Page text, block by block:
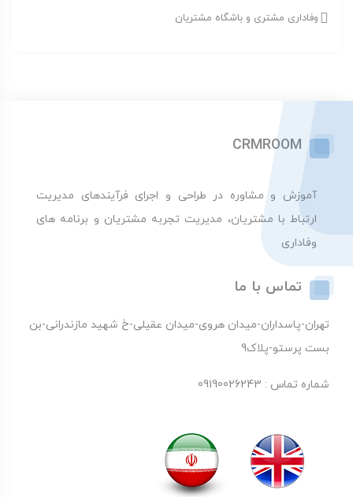
وفاداری مشتری و باشگاه مشتریان
CRMROOM
آموزش و مشاوره در طراحی و اجرای فرآیندهای مدیریت
ارتباط با مشتریان، مدیریت تجربه مشتریان و برنامه های
وفاداری
تماس با ما
تهران-پاسداران-میدان هروی-میدان عقیلی-خ شهید مازندرانی-بن
بست پرستو-پلاک9
شماره تماس : 09190026243